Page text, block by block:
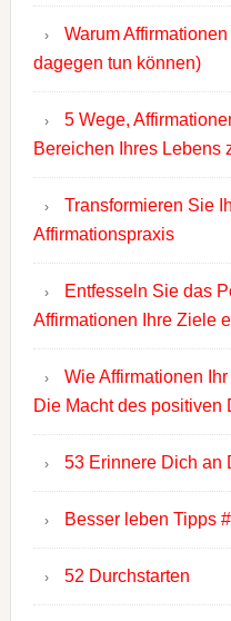
Warum
dagegen tun können)
5 Wege,
Bereichen Ihres Lebens
Transformieren Sie
Affirmationspraxis
Entfesseln Sie das
Affirmationen Ihre Ziele
Wie Affirmationen
Die Macht des positiven
53 Erinnere Dich an
Besser leben Tipps
52 Durchstarten